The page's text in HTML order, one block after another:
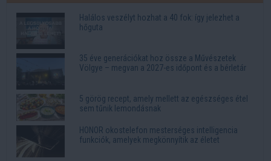
Halálos veszélyt hozhat a 40 fok: így jelezhet a
hőguta
35 éve generációkat hoz össze a Művészetek
Völgye – megvan a 2027-es időpont és a bérletár
5 görög recept, amely mellett az egészséges étel
sem tűnik lemondásnak
HONOR okostelefon mesterséges intelligencia
funkciók, amelyek megkönnyítik az életet